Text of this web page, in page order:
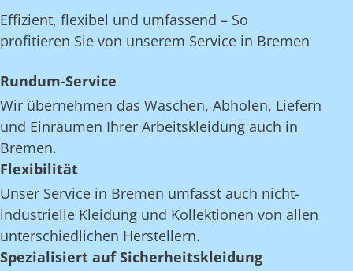
Effizient, flexibel und umfassend – So
profitieren Sie von unserem Service in Bremen
Rundum-Service
Wir übernehmen das Waschen, Abholen, Liefern
und Einräumen Ihrer Arbeitskleidung auch in
Bremen.
Flexibilität
Unser Service in Bremen umfasst auch nicht-
industrielle Kleidung und Kollektionen von allen
unterschiedlichen Herstellern.
Spezialisiert auf Sicherheitskleidung